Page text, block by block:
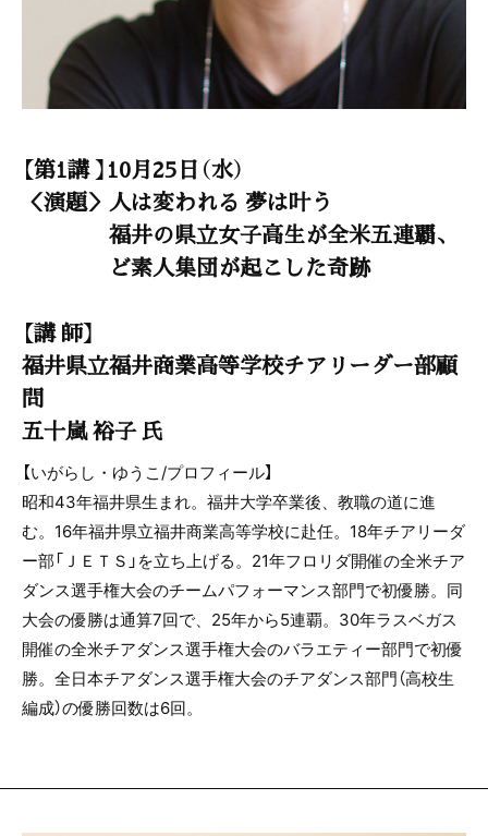
【第1講 】10月25日（水）
＜演題＞人は変われる 夢は叶う
福井の県立女子高生が全米五連覇、
ど素人集団が起こした奇跡
【講 師】
福井県立福井商業高等学校チアリーダー部顧
問
五十嵐 裕子 氏
【いがらし・ゆうこ/プロフィール】
昭和43年福井県生まれ。福井大学卒業後、教職の道に進
む。16年福井県立福井商業高等学校に赴任。18年チアリーダ
ー部「ＪＥＴＳ」を立ち上げる。21年フロリダ開催の全米チア
ダンス選手権大会のチームパフォーマンス部門で初優勝。同
大会の優勝は通算7回で、25年から5連覇。30年ラスベガス
開催の全米チアダンス選手権大会のバラエティー部門で初優
勝。全日本チアダンス選手権大会のチアダンス部門（高校生
編成）の優勝回数は6回。